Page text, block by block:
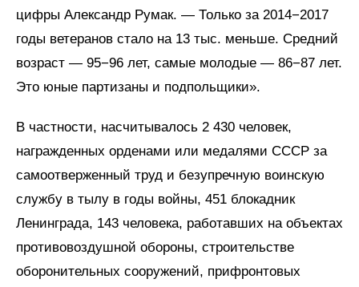
цифры Александр Румак. — Только за 2014−2017
годы ветеранов стало на 13 тыс. меньше. Средний
возраст — 95−96 лет, самые молодые — 86−87 лет.
Это юные партизаны и подпольщики».
В частности, насчитывалось 2 430 человек,
награжденных орденами или медалями СССР за
самоотверженный труд и безупречную воинскую
службу в тылу в годы войны, 451 блокадник
Ленинграда, 143 человека, работавших на объектах
противовоздушной обороны, строительстве
оборонительных сооружений, прифронтовых